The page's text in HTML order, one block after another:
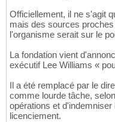
Officiellement, il ne s'agit
mais des sources
l'organisme serait sur le
La fondation vient
exécutif Lee Williams «
Il a été remplacé par le
comme lourde tâche,
opérations et
licenciement.